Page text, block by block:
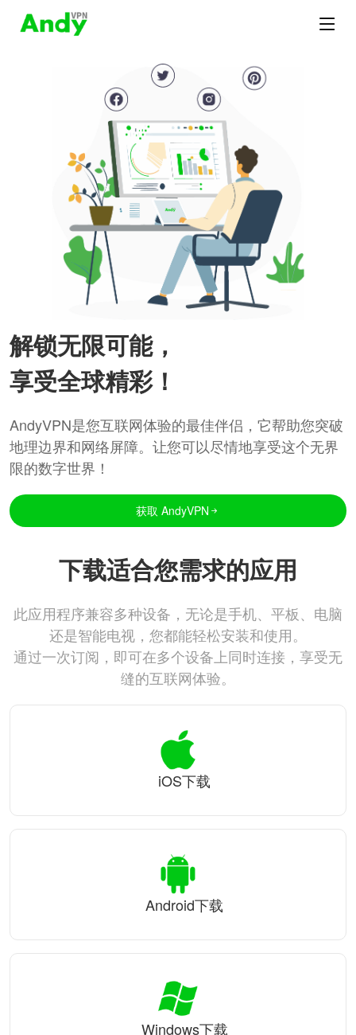
解锁无限可能，
享受全球精彩！
AndyVPN是您互联网体验的最佳伴侣，它帮助您突破
地理边界和网络屏障。让您可以尽情地享受这个无界
限的数字世界！
获取 AndyVPN
下载适合您需求的应用
此应用程序兼容多种设备，无论是手机、平板、电脑
还是智能电视，您都能轻松安装和使用。
通过一次订阅，即可在多个设备上同时连接，享受无
缝的互联网体验。
iOS下载
Android下载
Windows下载